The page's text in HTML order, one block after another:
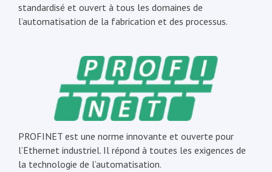
standardisé et ouvert à tous les domaines de
l’automatisation de la fabrication et des processus.
PROFINET est une norme innovante et ouverte pour
l’Ethernet industriel. Il répond à toutes les exigences de
la technologie de l’automatisation.